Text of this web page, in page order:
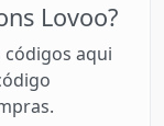
Lovoo?
códigos aqui